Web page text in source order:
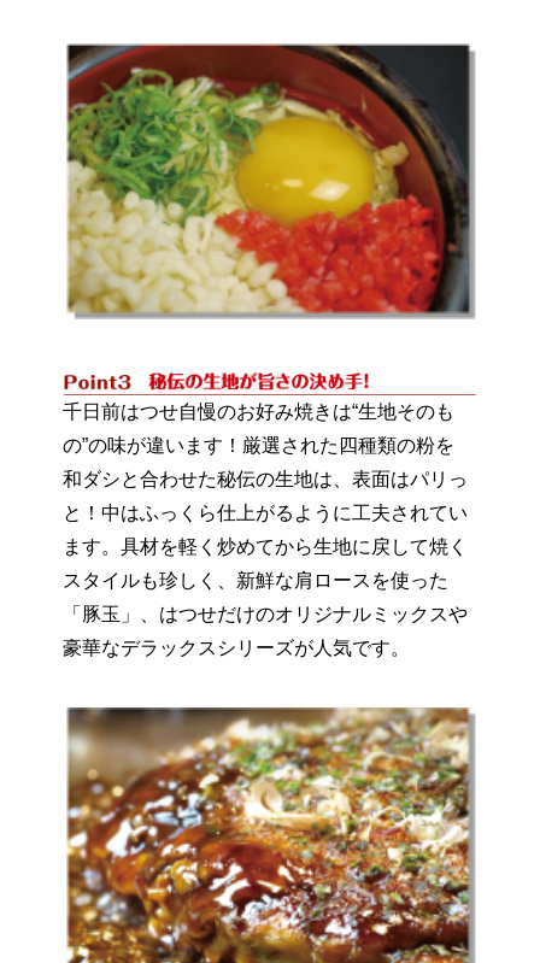
千日前はつせ自慢のお好み焼きは“生地そのも
の”の味が違います！厳選された四種類の粉を
和ダシと合わせた秘伝の生地は、表面はパリっ
と！中はふっくら仕上がるように工夫されてい
ます。具材を軽く炒めてから生地に戻して焼く
スタイルも珍しく、新鮮な肩ロースを使った
「豚玉」、はつせだけのオリジナルミックスや
豪華なデラックスシリーズが人気です。